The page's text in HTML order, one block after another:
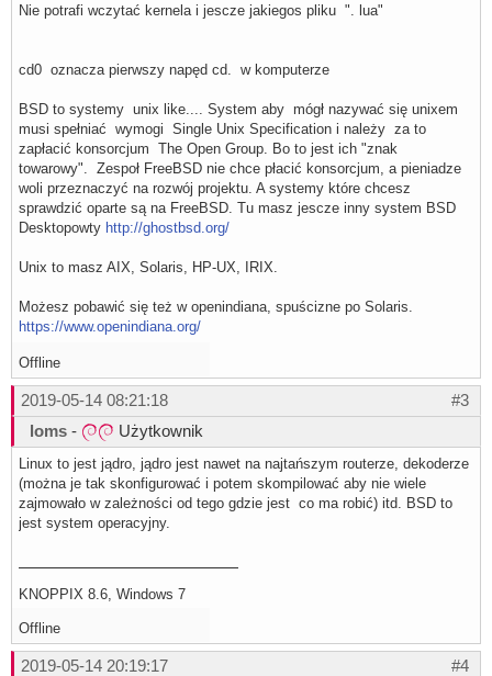
Nie potrafi wczytać kernela i jescze jakiegos pliku ". lua"
cd0 oznacza pierwszy napęd cd. w komputerze
BSD to systemy unix like.... System aby mógł nazywać się unixem
musi spełniać wymogi Single Unix Specification i należy za to
zapłacić konsorcjum The Open Group. Bo to jest ich "znak
towarowy". Zespoł FreeBSD nie chce płacić konsorcjum, a pieniadze
woli przeznaczyć na rozwój projektu. A systemy które chcesz
sprawdzić oparte są na FreeBSD. Tu masz jescze inny system BSD
Desktopowty http://ghostbsd.org/
Unix to masz AIX, Solaris, HP-UX, IRIX.
Możesz pobawić się też w openindiana, spuścizne po Solaris.
https://www.openindiana.org/
Offline
#3
2019-05-14 08:21:18
loms - Użytkownik
Linux to jest jądro, jądro jest nawet na najtańszym routerze, dekoderze
(można je tak skonfigurować i potem skompilować aby nie wiele
zajmowało w zależności od tego gdzie jest co ma robić) itd. BSD to
jest system operacyjny.
KNOPPIX 8.6, Windows 7
Offline
#4
2019-05-14 20:19:17